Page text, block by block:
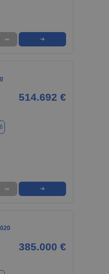
➦ ➜
514.692 €
➦ ➜
385.000 €